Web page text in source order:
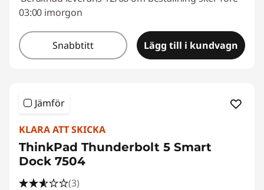
03:00 imorgon
Snabbtitt Lägg till i kundvagn
Jämför
KLARA ATT SKICKA
ThinkPad Thunderbolt 5 Smart
Dock 7504
(3)